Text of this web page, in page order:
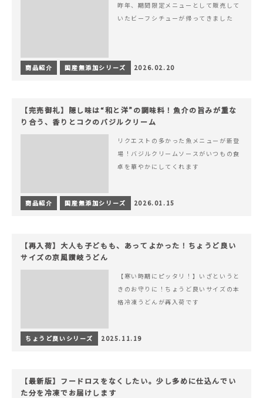
昨年、期間限定メニューとして販売して
いたビーフシチューが帰ってきました
商品紹介 国産無添加シリーズ 2026.02.20
【完売御礼】隠し味は“和と洋”の調味料！魚介の旨みが重な
り合う、香りとコクのバジルクリーム
リクエストの多かった魚メニューが新登
場！バジルクリームソースがいつもの食
卓を華やかにしてくれます
商品紹介 国産無添加シリーズ 2026.01.15
【再入荷】大人も子どもも、あってよかった！ちょうど良い
サイズの京風讃岐うどん
【寒い時期にピッタリ！】いざというと
きのお守りに！ちょうど良いサイズの本
格冷凍うどんが再入荷です
ちょうど良いシリーズ 2025.11.19
【最新版】フードロスをなくしたい。少し多めに仕込んでい
た分を冷凍でお届けします